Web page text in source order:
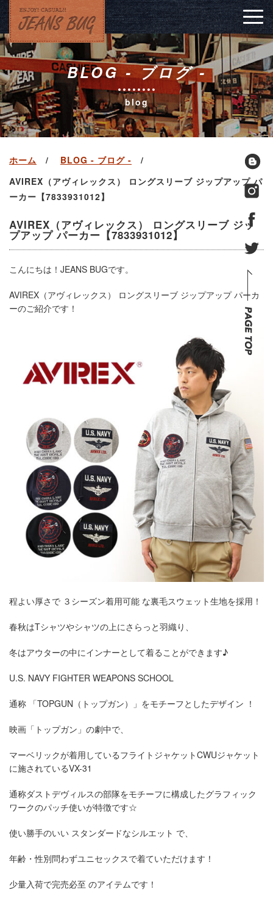
BLOG - ブログ -
blog
ホーム
BLOG - ブログ -
AVIREX（アヴィレックス） ロングスリーブ ジップアップ パ
ーカー【7833931012】
AVIREX（アヴィレックス） ロングスリーブ ジッ
プアップ パーカー【7833931012】
こんにちは！JEANS BUGです。
AVIREX（アヴィレックス） ロングスリーブ ジップアップ パーカ
ーのご紹介です！
程よい厚さで ３シーズン着用可能 な裏毛スウェット生地を採用！
春秋はTシャツやシャツの上にさらっと羽織り、
冬はアウターの中にインナーとして着ることができます♪
U.S. NAVY FIGHTER WEAPONS SCHOOL
通称 「TOPGUN（トップガン）」をモチーフとしたデザイン ！
映画「トップガン」の劇中で、
マーベリックが着用しているフライトジャケットCWUジャケット
に施されているVX-31
通称ダストデヴィルスの部隊をモチーフに構成したグラフィック
ワークのパッチ使いが特徴です☆
使い勝手のいい スタンダードなシルエット で、
年齢・性別問わずユニセックスで着ていただけます！
少量入荷で完売必至 のアイテムです！